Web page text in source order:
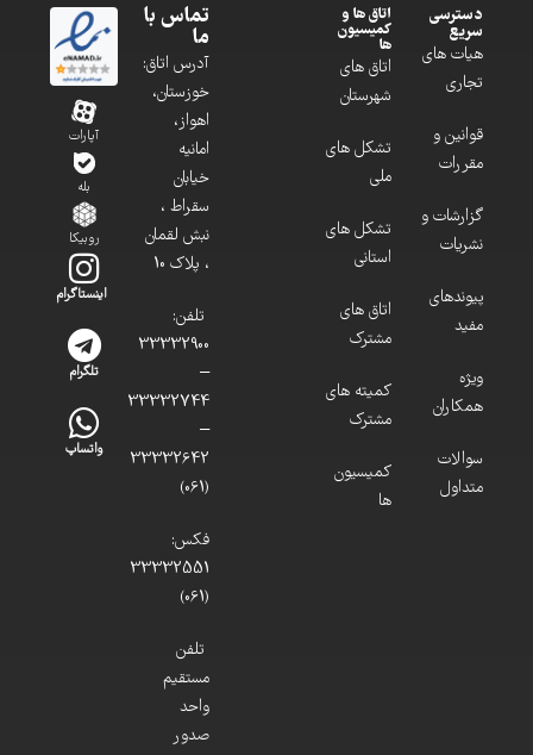
دسترسی
سریع
هیات های
تجاری
قوانین و
مقررات
گزارشات و
نشریات
پیوندهای
مفید
ویژه
همکاران
سوالات
متداول
اتاق ها و
کمیسیون
ها
اتاق های
شهرستان
تشکل های
ملی
تشکل های
استانی
اتاق های
مشترک
کمیته های
مشترک
کمیسیون
ها
تماس با
ما
آدرس اتاق:
خوزستان،
اهواز،
امانیه
خیابان
سقراط ،
نبش لقمان
، پلاک 10
تلفن:
33332900
–
33332744
–
33332642
(061)
فکس:
33332551
(061)
تلفن
مستقیم
واحد
صدور
آپارات
بله
روبیکا
اینستاگرام
تلگرام
واتساپ